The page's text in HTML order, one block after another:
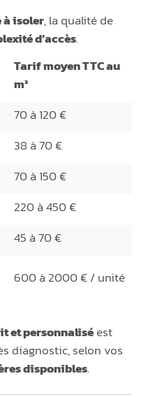
à isoler, la qualité de
d’accès.
Tarif moyen TTC au
m²
70 à 120 €
38 à 70 €
70 à 150 €
220 à 450 €
45 à 70 €
600 à 2000 € / unité
et personnaliséest
diagnostic, selon vos
disponibles.